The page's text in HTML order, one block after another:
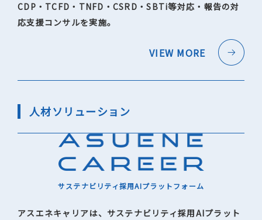
CDP・TCFD・TNFD・CSRD・SBTi等対応・報告の対
応支援コンサルを実施。
VIEW MORE
人材ソリューション
サステナビリティ採用AIプラットフォーム
アスエネキャリアは、サステナビリティ採用AIプラット